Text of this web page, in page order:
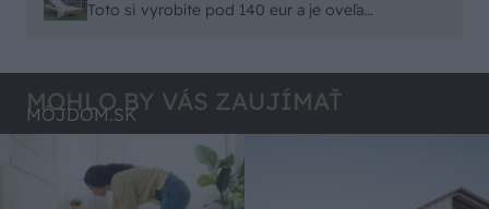
Toto si vyrobíte pod 140 eur a je oveľa
remeselným spracovaním, škoda. No lepšie než
MOHLO BY VÁS ZAUJÍMAŤ
MÔJDOM.SK